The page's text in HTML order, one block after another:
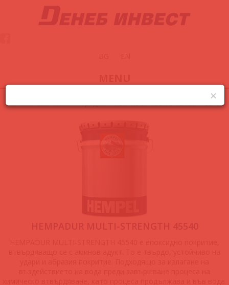
www.denebinvest.com/Продукти/HEMPADUR MULTI-STRENGTH 45540
HEMPADUR MULTI-STRENGTH 45540